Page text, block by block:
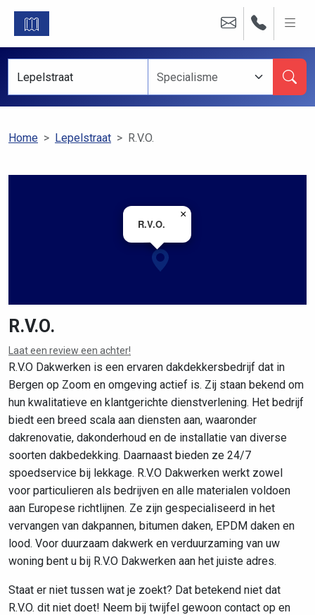
Home Lepelstraat R.V.O.
R.V.O.
×
Leaflet |©OpenStreetMap contributors
R.V.O.
Laat een review een achter!
R.V.O Dakwerken is een ervaren dakdekkersbedrijf dat in
Bergen op Zoom en omgeving actief is. Zij staan bekend om
hun kwalitatieve en klantgerichte dienstverlening. Het bedrijf
biedt een breed scala aan diensten aan, waaronder
dakrenovatie, dakonderhoud en de installatie van diverse
soorten dakbedekking. Daarnaast bieden ze 24/7
spoedservice bij lekkage. R.V.O Dakwerken werkt zowel
voor particulieren als bedrijven en alle materialen voldoen
aan Europese richtlijnen. Ze zijn gespecialiseerd in het
vervangen van dakpannen, bitumen daken, EPDM daken en
lood. Voor duurzaam dakwerk en verduurzaming van uw
woning bent u bij R.V.O Dakwerken aan het juiste adres.
Staat er niet tussen wat je zoekt? Dat betekend niet dat
R.V.O. dit niet doet! Neem bij twijfel gewoon contact op en